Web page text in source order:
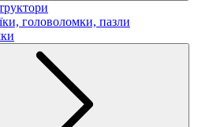
головоломки, пазли